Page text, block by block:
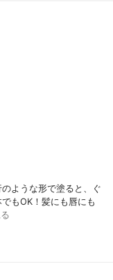
ような形で塗ると、ぐ
もOK！髪にも唇にも